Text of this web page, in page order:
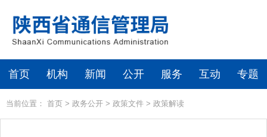
首页 机构 新闻 公开 服务 互动 专题
当前位置： 首页 > 政务公开 > 政策文件 > 政策解读